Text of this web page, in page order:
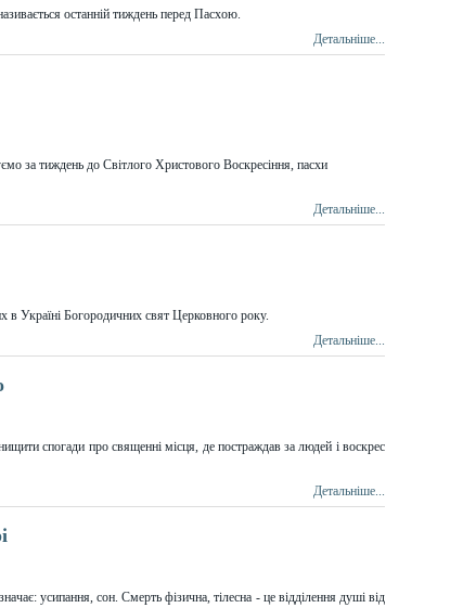
останній тиждень перед Пасхою.
Детальніше...
за тиждень до Світлого Христового Воскресіння, пасхи
Детальніше...
в Україні Богородичних свят Церковного року.
Детальніше...
спогади про священні місця, де постраждав за людей і воскрес
Детальніше...
усипання, сон. Смерть фізична, тілесна - це відділення душі від